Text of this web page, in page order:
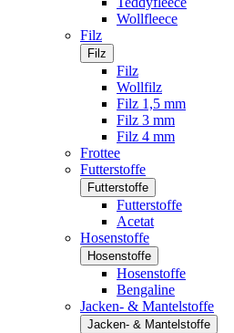
Wollfleece
Filz
Filz
Filz
Wollfilz
Filz 1,5 mm
Filz 3 mm
Filz 4 mm
Frottee
Futterstoffe
Futterstoffe
Futterstoffe
Acetat
Hosenstoffe
Hosenstoffe
Hosenstoffe
Bengaline
Jacken- & Mantelstoffe
Jacken- & Mantelstoffe